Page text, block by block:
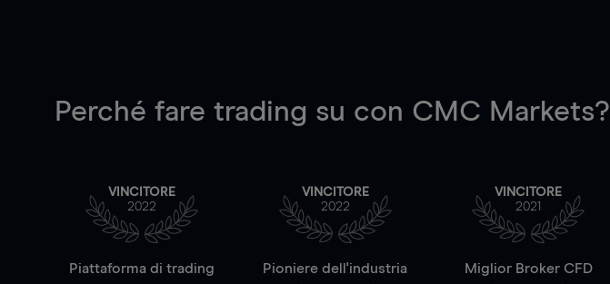
Perché fare trading su con CMC Markets?
VINCITORE
2022
Piattaforma di trading
VINCITORE
2022
Pioniere dell'industria
VINCITORE
2021
Miglior Broker CFD